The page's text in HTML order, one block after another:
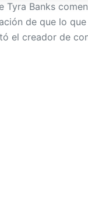
Tyra Banks
de que lo
el creador de